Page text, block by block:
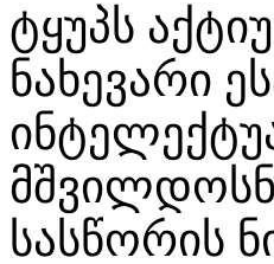
ტყუპს
ნახევარი
სასწორის